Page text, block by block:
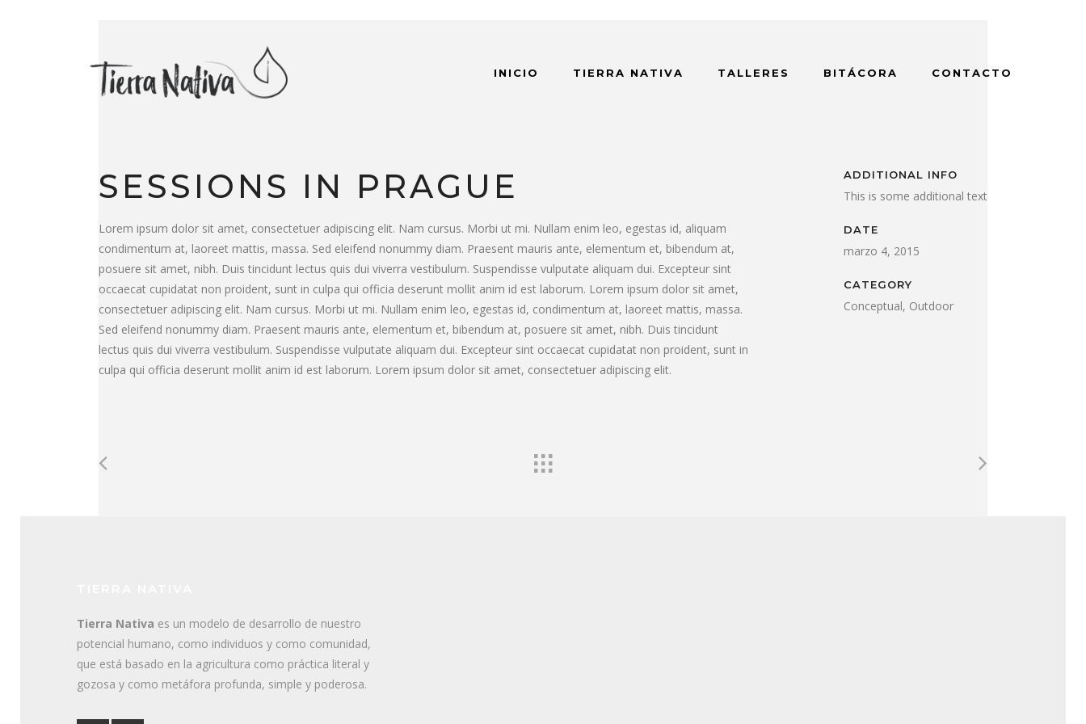
INICIO TIERRA NATIVA TALLERES BITÁCORA CONTACTO
SESSIONS IN PRAGUE
Lorem ipsum dolor sit amet, consectetuer adipiscing elit. Nam cursus. Morbi ut mi. Nullam enim leo, egestas id, aliquam
condimentum at, laoreet mattis, massa. Sed eleifend nonummy diam. Praesent mauris ante, elementum et, bibendum at,
posuere sit amet, nibh. Duis tincidunt lectus quis dui viverra vestibulum. Suspendisse vulputate aliquam dui. Excepteur sint
occaecat cupidatat non proident, sunt in culpa qui officia deserunt mollit anim id est laborum. Lorem ipsum dolor sit amet,
consectetuer adipiscing elit. Nam cursus. Morbi ut mi. Nullam enim leo, egestas id, condimentum at, laoreet mattis, massa.
Sed eleifend nonummy diam. Praesent mauris ante, elementum et, bibendum at, posuere sit amet, nibh. Duis tincidunt
lectus quis dui viverra vestibulum. Suspendisse vulputate aliquam dui. Excepteur sint occaecat cupidatat non proident, sunt in
culpa qui officia deserunt mollit anim id est laborum. Lorem ipsum dolor sit amet, consectetuer adipiscing elit.
ADDITIONAL INFO
This is some additional text
DATE
marzo 4, 2015
CATEGORY
Conceptual, Outdoor
Tierra Nativa es un modelo de desarrollo de nuestro
potencial humano, como individuos y como comunidad,
que está basado en la agricultura como práctica literal y
gozosa y como metáfora profunda, simple y poderosa.